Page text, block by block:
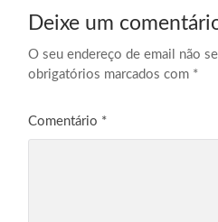
Deixe um
O seu endereço de email não
obrigatórios marcados com *
Comentário *